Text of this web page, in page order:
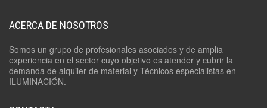
ACERCA DE NOSOTROS
Somos un grupo de profesionales asociados y de amplia
experiencia en el sector cuyo objetivo es atender y cubrir la
demanda de alquiler de material y Técnicos especialistas en
ILUMINACIÓN.